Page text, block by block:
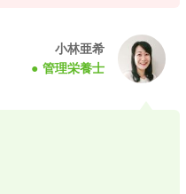
小林亜希
管理栄養士